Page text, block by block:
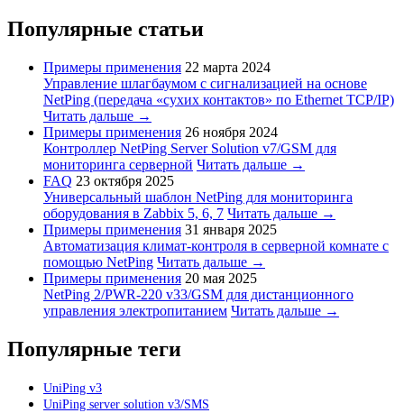
Популярные статьи
Примеры применения 22 марта 2024
Управление шлагбаумом с сигнализацией на основе
NetPing (передача «сухих контактов» по Ethernet TCP/IP)
Читать дальше →
Примеры применения 26 ноября 2024
Контроллер NetPing Server Solution v7/GSM для
мониторинга серверной Читать дальше →
FAQ 23 октября 2025
Универсальный шаблон NetPing для мониторинга
оборудования в Zabbix 5, 6, 7 Читать дальше →
Примеры применения 31 января 2025
Автоматизация климат-контроля в серверной комнате с
помощью NetPing Читать дальше →
Примеры применения 20 мая 2025
NetPing 2/PWR-220 v33/GSM для дистанционного
управления электропитанием Читать дальше →
Популярные теги
UniPing v3
UniPing server solution v3/SMS